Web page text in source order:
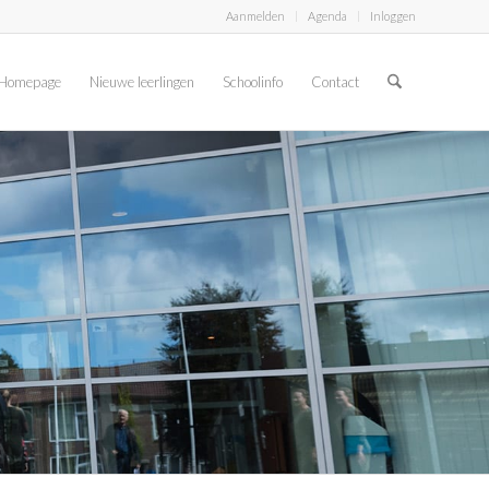
Aanmelden Agenda Inloggen
Nieuwe leerlingen Schoolinfo Contact